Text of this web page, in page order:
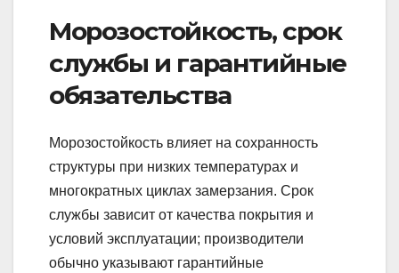
Морозостойкость, срок
службы и гарантийные
обязательства
Морозостойкость влияет на сохранность
структуры при низких температурах и
многократных циклах замерзания. Срок
службы зависит от качества покрытия и
условий эксплуатации; производители
обычно указывают гарантийные